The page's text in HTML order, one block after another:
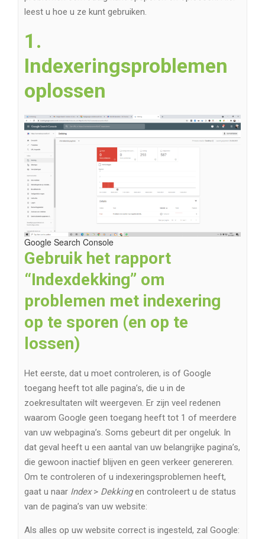
leest u hoe u ze kunt gebruiken.
1.
Indexeringsproblemen
oplossen
Google Search Console
Gebruik het rapport
“Indexdekking” om
problemen met indexering
op te sporen (en op te
lossen)
Het eerste, dat u moet controleren, is of Google
toegang heeft tot alle pagina’s, die u in de
zoekresultaten wilt weergeven. Er zijn veel redenen
waarom Google geen toegang heeft tot 1 of meerdere
van uw webpagina’s. Soms gebeurt dit per ongeluk. In
dat geval heeft u een aantal van uw belangrijke pagina’s,
die gewoon inactief blijven en geen verkeer genereren.
Om te controleren of u indexeringsproblemen heeft,
gaat u naar Index> Dekkingen controleert u de status
van de pagina’s van uw website:
Als alles op uw website correct is ingesteld, zal Google: